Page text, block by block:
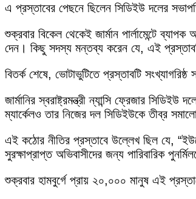
এ প্রস্তাবের পেছনে ছিলেন সিডিইউ দলের সভাপতি
শুক্রবার বিকেল থেকেই জার্মান পার্লামেন্টে
দেন। কিছু সদস্য মন্তব্য করেন যে, এই
বিতর্ক শেষে, ভোটাভুটিতে প্রস্তাবটি সংখ্যাগরিষ্ঠ
জার্মানির স্বরাষ্ট্রমন্ত্রী ন্যান্সি ফ্রেজার
ম্যার্কেলও তার নিজের দল সিডিইউকে তীব্র
এই কঠোর নীতির প্রস্তাবে উল্লেখ ছিল যে,
সুরক্ষাপ্রাপ্ত অভিবাসীদের জন্য পারিবারিক
শুক্রবার হামবুর্গে প্রায় ২০,০০০ মানুষ এই